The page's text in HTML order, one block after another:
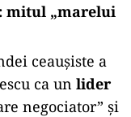
mitul „marelui
ceaușiste a
ca un lider
negociator” și